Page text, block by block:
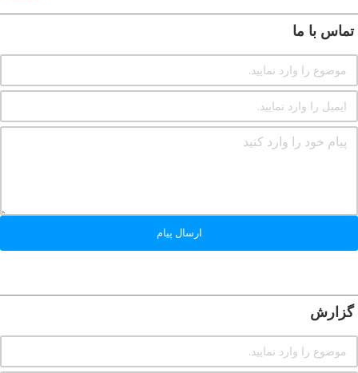
تماس با ما
ارسال پیام
گزارش